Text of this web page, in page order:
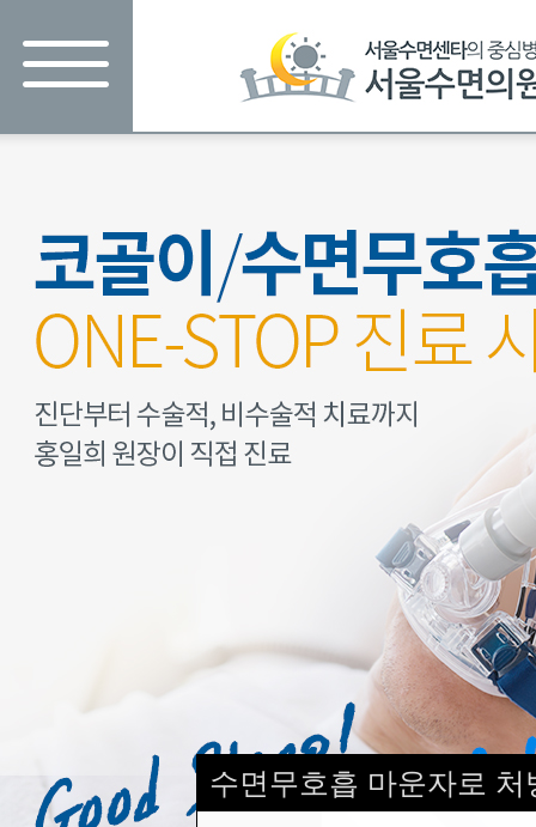
서울수면의원
수면무호흡 마운자로 처